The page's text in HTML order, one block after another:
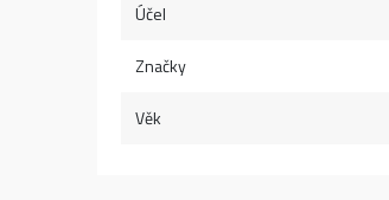
Účel
Značky
Věk